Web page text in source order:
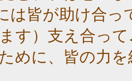
は皆が助け合
す）支え合っ
めに、皆の力